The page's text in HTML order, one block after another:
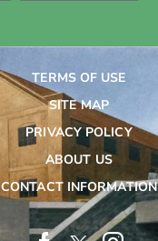
TERMS OF USE
SITE MAP
PRIVACY POLICY
ABOUT US
CONTACT INFORMATION